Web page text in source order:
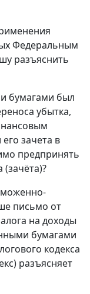
Федеральным
разъяснить
бумагами был
убытка,
зачета в
предпринять
письмо от
на доходы
бумагами
кодекса
разъясняет